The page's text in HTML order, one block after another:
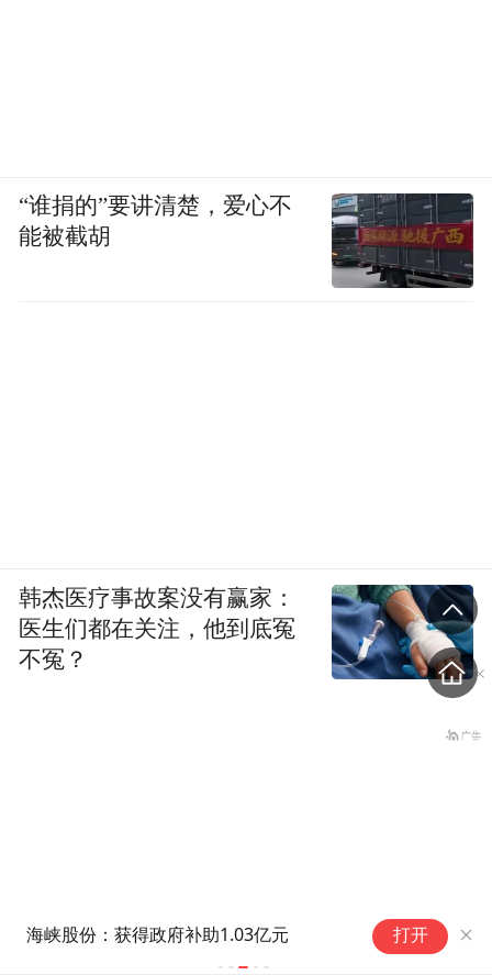
海峡股份：获得政府补助1.03亿元 打开
“谁捐的”要讲清楚，爱心不
能被截胡
韩杰医疗事故案没有赢家：
医生们都在关注，他到底冤
不冤？